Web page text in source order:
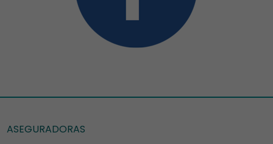
ASEGURADORAS